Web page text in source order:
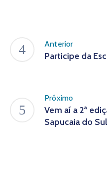
Anterior
Participe da
Próximo
Vem aí a 2ª
Sapucaia do